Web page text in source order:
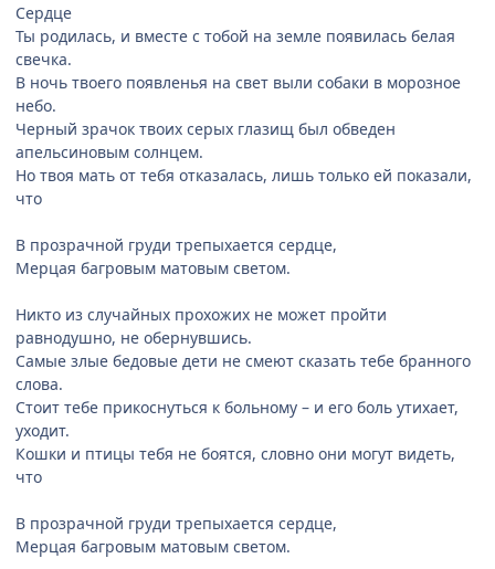
Сердце
Ты родилась, и вместе с тобой на земле появилась белая
свечка.
В ночь твоего появленья на свет выли собаки в морозное
небо.
Черный зрачок твоих серых глазищ был обведен
апельсиновым солнцем.
Но твоя мать от тебя отказалась, лишь только ей показали,
что
В прозрачной груди трепыхается сердце,
Мерцая багровым матовым светом.
Никто из случайных прохожих не может пройти
равнодушно, не обернувшись.
Самые злые бедовые дети не смеют сказать тебе бранного
слова.
Стоит тебе прикоснуться к больному – и его боль утихает,
уходит.
Кошки и птицы тебя не боятся, словно они могут видеть,
что
В прозрачной груди трепыхается сердце,
Мерцая багровым матовым светом.